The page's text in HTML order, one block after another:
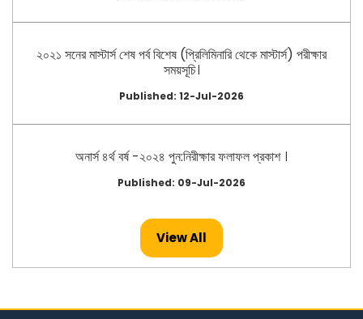
২০২১ সনের মাস্টার্স শেষ পর্ব বিশেষ (প্রিলিমিনারি থেকে মাস্টার্স) পরীক্ষার
সময়সূচি।
Published: 12-Jul-2026
অনার্স ৪র্থ বর্ষ -২০২৪ পুন:নিরীক্ষার ফলাফল প্রকাশ ।
Published: 09-Jul-2026
View All